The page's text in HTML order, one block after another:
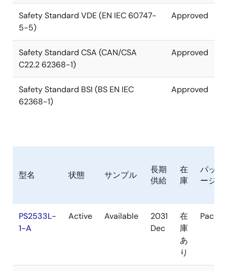
Safety Standard VDE (EN IEC 60747-
5-5)
Approved
Safety Standard CSA (CAN/CSA
C22.2 62368-1)
Approved
Safety Standard BSI (BS EN IEC
62368-1)
Approved
型名 状態 サンプル
長期
供給
在
庫
パッケ
ージ
PS2533L-
1-A
Active Available
2031
Dec
在
庫
あ
り